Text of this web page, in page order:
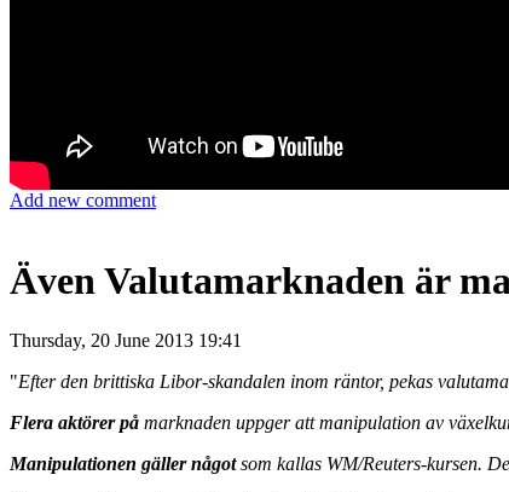
Add new comment
Även Valutamarknaden är
Thursday, 20 June 2013 19:41
"Efter den brittiska Libor-skandalen inom räntor, pekas
Flera aktörer på marknaden uppger att manipulation av
Manipulationen gäller någotsom kallas WM/Reuters-kursen.